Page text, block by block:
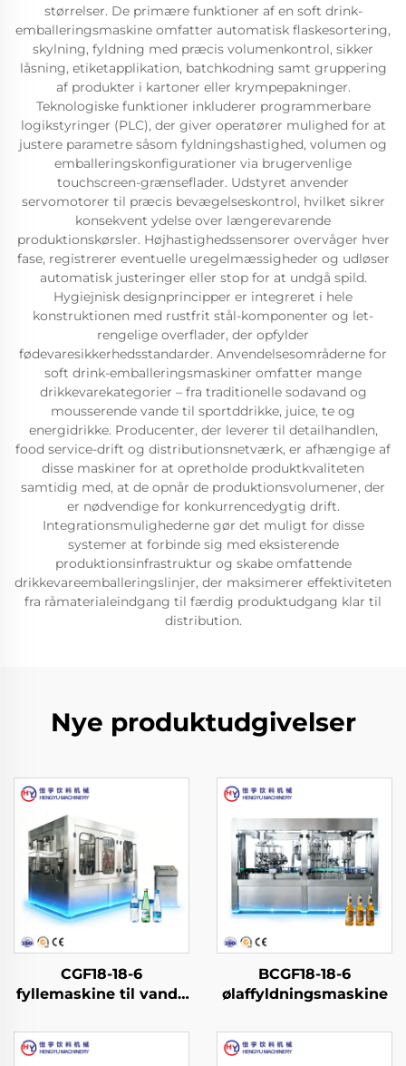
størrelser. De primære funktioner af en soft drink-
emballeringsmaskine omfatter automatisk flaskesortering,
skylning, fyldning med præcis volumenkontrol, sikker
låsning, etiketapplikation, batchkodning samt gruppering
af produkter i kartoner eller krympepakninger.
Teknologiske funktioner inkluderer programmerbare
logikstyringer (PLC), der giver operatører mulighed for at
justere parametre såsom fyldningshastighed, volumen og
emballeringskonfigurationer via brugervenlige
touchscreen-grænseflader. Udstyret anvender
servomotorer til præcis bevægelseskontrol, hvilket sikrer
konsekvent ydelse over længerevarende
produktionskørsler. Højhastighedssensorer overvåger hver
fase, registrerer eventuelle uregelmæssigheder og udløser
automatisk justeringer eller stop for at undgå spild.
Hygiejnisk designprincipper er integreret i hele
konstruktionen med rustfrit stål-komponenter og let-
rengelige overflader, der opfylder
fødevaresikkerhedsstandarder. Anvendelsesområderne for
soft drink-emballeringsmaskiner omfatter mange
drikkevarekategorier – fra traditionelle sodavand og
mousserende vande til sportddrikke, juice, te og
energidrikke. Producenter, der leverer til detailhandlen,
food service-drift og distributionsnetværk, er afhængige af
disse maskiner for at opretholde produktkvaliteten
samtidig med, at de opnår de produktionsvolumener, der
er nødvendige for konkurrencedygtig drift.
Integrationsmulighederne gør det muligt for disse
systemer at forbinde sig med eksisterende
produktionsinfrastruktur og skabe omfattende
drikkevareemballeringslinjer, der maksimerer effektiviteten
fra råmaterialeindgang til færdig produktudgang klar til
distribution.
Nye produktudgivelser
CGF18-18-6
fyllemaskine til vand i
BCGF18-18-6
ølaffyldningsmaskine